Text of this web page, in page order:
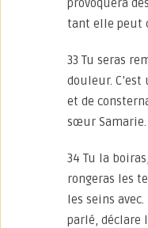
provoquera
tant elle peut
33 Tu seras
douleur.
et de
sœur Samarie.
34 Tu la
rongeras les
les seins
parlé, déclare